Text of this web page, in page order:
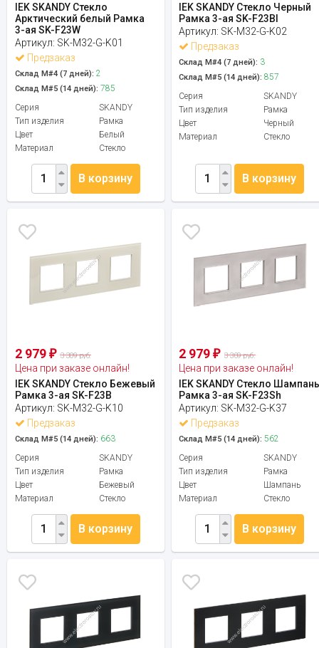
IEK SKANDY Стекло
Арктический белый Рамка
3-ая SK-F23W
Артикул: SK-M32-G-K01
Предзаказ
Склад М#4 (7 дней): 2
Склад М#5 (14 дней): 785
Серия
SKANDY
Тип изделия
Рамка
Цвет
Белый
Материал
Стекло
В корзину
IEK SKANDY Стекло Черный
Рамка 3-ая SK-F23Bl
Артикул: SK-M32-G-K02
Предзаказ
Склад М#4 (7 дней): 3
Склад М#5 (14 дней): 857
Серия
SKANDY
Тип изделия
Рамка
Цвет
Черный
Материал
Стекло
В корзину
2 979 ₽ 3 309 руб.
Цена при заказе онлайн!
IEK SKANDY Стекло Бежевый
Рамка 3-ая SK-F23B
Артикул: SK-M32-G-K10
Предзаказ
Склад М#5 (14 дней): 663
Серия
SKANDY
Тип изделия
Рамка
Цвет
Бежевый
Материал
Стекло
В корзину
2 979₽ 3 309 руб.
Цена при заказе онлайн!
IEK SKANDY Стекло
Рамка 3-ая SK-F23Sh
Артикул: SK-M32-G-K37
Предзаказ
Склад М#5 (14 дней): 562
Серия
SKANDY
Тип изделия
Рамка
Цвет
Шампань
Материал
Стекло
В корзину